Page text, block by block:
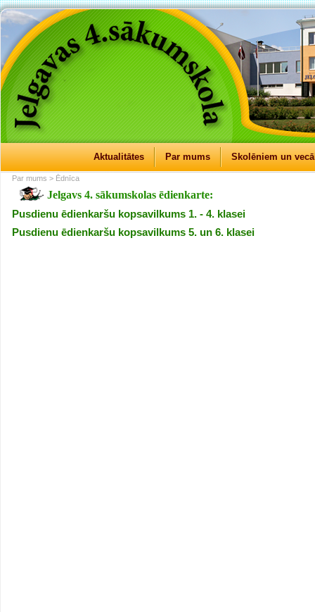
Aktualitātes Par mums Skolēniem un
Par mums > Ēdnīca
Jelgavs 4. sākumskolas ēdienkarte:
Pusdienu ēdienkaršu kopsavilkums 1. - 4. klasei
Pusdienu ēdienkaršu kopsavilkums 5. un 6. klasei